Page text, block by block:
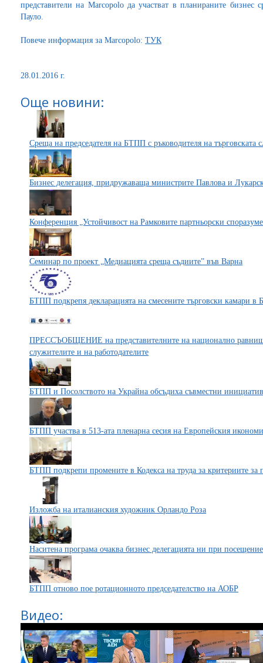
представители на Marcopolo да участват в планираните
Пауло.
Повече информация за Marcopolo: ТУК
28.01.2016 г.
Още новини:
Среща на председателя на БТПП с ръководителя на
Бизнес делегация, придружаваща министрите Павлова и
Конференция „Устойчивост на Рамковите партньорски
Семинар по проект „Медиацията среща съдиите” във Варна
БТПП подкрепя декларацията на смесените търговски камари в
ПРЕССЪОБЩЕНИЕ на представителните на национално
служителите и на работодателите
БТПП и Посолството на Украйна обсъдиха съвместни
БТПП участва в 513-ата пленарна сесия на Европейския
БТПП подкрепи промените в Кодекса на труда за критериите за
Изложба на италианския художник Орландо Роза
Наситена програма очаква бизнес делегацията ни при
БТПП отново пое ротационното председателство на АОБР
Видео: